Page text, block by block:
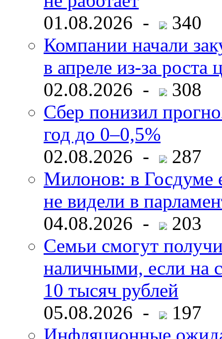
01.08.2026 -
340
Компании начали
в апреле из-за роста
02.08.2026 -
308
Сбер понизил
год до 0–0,5%
02.08.2026 -
287
Милонов: в Госдуме
не видели в
04.08.2026 -
203
Семьи смогут
наличными, если на
10 тысяч рублей
05.08.2026 -
197
Инфляционные